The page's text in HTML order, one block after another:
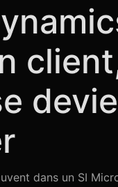
dans un SI